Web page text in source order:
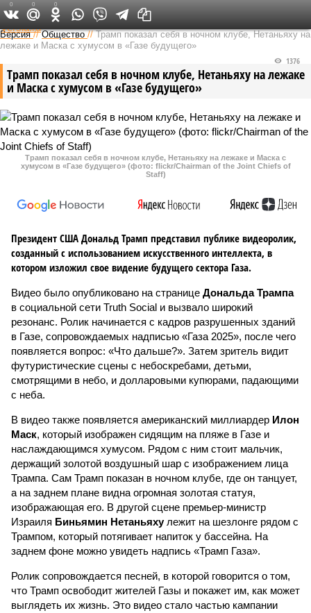
Федеральный выпуск
Версия //Общество //Трамп показал себя в ночном клубе, Нетаньяху на
лежаке и Маска с хумусом в «Газе будущего»
Трамп показал себя в ночном клубе, Нетаньяху на лежаке
и Маска с хумусом в «Газе будущего»
1376
Трамп показал себя в ночном клубе, Нетаньяху на лежаке и Маска с
хумусом в «Газе будущего» (фото: flickr/Chairman of the Joint Chiefs of
Staff)
Президент США Дональд Трамп представил публике видеоролик,
созданный с использованием искусственного интеллекта, в
котором изложил свое видение будущего сектора Газа.
Видео было опубликовано на странице Дональда Трампа
в социальной сети Truth Social и вызвало широкий
резонанс. Ролик начинается с кадров разрушенных зданий
в Газе, сопровождаемых надписью «Газа 2025», после чего
появляется вопрос: «Что дальше?». Затем зритель видит
футуристические сцены с небоскребами, детьми,
смотрящими в небо, и долларовыми купюрами, падающими
с неба.
В видео также появляется американский миллиардер Илон
Маск, который изображен сидящим на пляже в Газе и
наслаждающимся хумусом. Рядом с ним стоит мальчик,
держащий золотой воздушный шар с изображением лица
Трампа. Сам Трамп показан в ночном клубе, где он танцует,
а на заднем плане видна огромная золотая статуя,
изображающая его. В другой сцене премьер-министр
Израиля Биньямин Нетаньяху лежит на шезлонге рядом с
Трампом, который потягивает напиток у бассейна. На
заднем фоне можно увидеть надпись «Трамп Газа».
Ролик сопровождается песней, в которой говорится о том,
что Трамп освободит жителей Газы и покажет им, как может
выглядеть их жизнь. Это видео стало частью кампании
0 0 0